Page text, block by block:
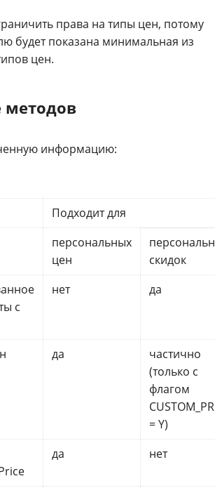
права на типы цен, потому
будет показана минимальная из
цен.
методов
информацию:
Подходит для
персональных
цен
скидок
с
нет да
да
частично
(только с
флагом
= Y)
да нет